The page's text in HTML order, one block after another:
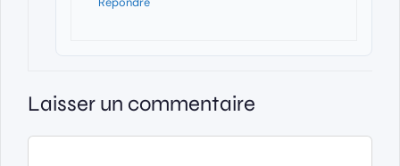
Laisser un commentaire
Commentaire